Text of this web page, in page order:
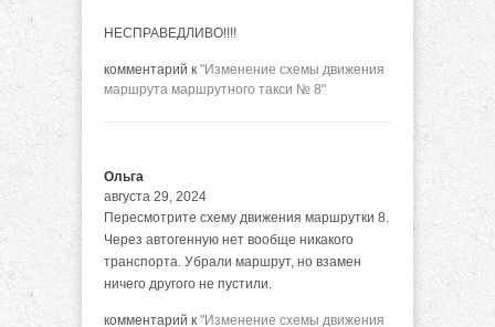
НЕСПРАВЕДЛИВО!!!!
комментарий к "Изменение схемы движения
маршрута маршрутного такси № 8"
Ольга
августа 29, 2024
Пересмотрите схему движения маршрутки 8.
Через автогенную нет вообще никакого
транспорта. Убрали маршрут, но взамен
ничего другого не пустили.
комментарий к "Изменение схемы движения